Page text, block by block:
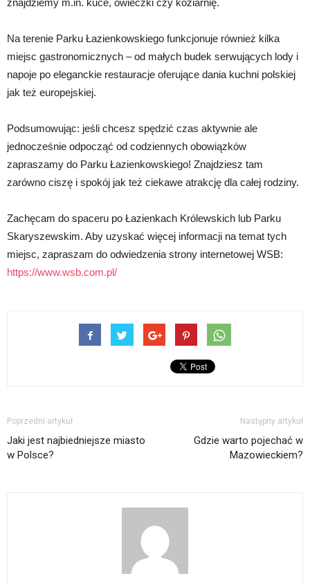
znajdziemy m.in. kuce, owieczki czy koziarnię.
Na terenie Parku Łazienkowskiego funkcjonuje również kilka
miejsc gastronomicznych – od małych budek serwujących lody i
napoje po eleganckie restauracje oferujące dania kuchni polskiej
jak też europejskiej.
Podsumowując: jeśli chcesz spędzić czas aktywnie ale
jednocześnie odpocząć od codziennych obowiązków
zapraszamy do Parku Łazienkowskiego! Znajdziesz tam
zarówno ciszę i spokój jak też ciekawe atrakcję dla całej rodziny.
Zachęcam do spaceru po Łazienkach Królewskich lub Parku
Skaryszewskim. Aby uzyskać więcej informacji na temat tych
miejsc, zapraszam do odwiedzenia strony internetowej WSB:
https://www.wsb.com.pl/
Poprzedni artykuł
Jaki jest najbiedniejsze miasto
w Polsce?
Następny artykuł
Gdzie warto pojechać w
Mazowieckiem?